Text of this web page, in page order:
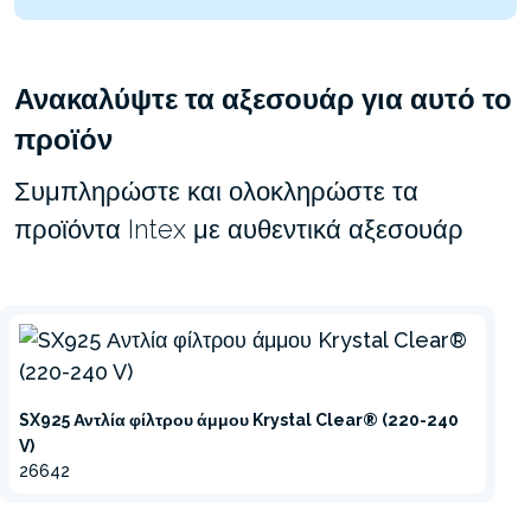
Ανακαλύψτε τα αξεσουάρ για αυτό το
προϊόν
Συμπληρώστε και ολοκληρώστε τα
προϊόντα Intex με αυθεντικά αξεσουάρ
SX925 Αντλία φίλτρου άμμου Krystal Clear® (220-240
V)
26642